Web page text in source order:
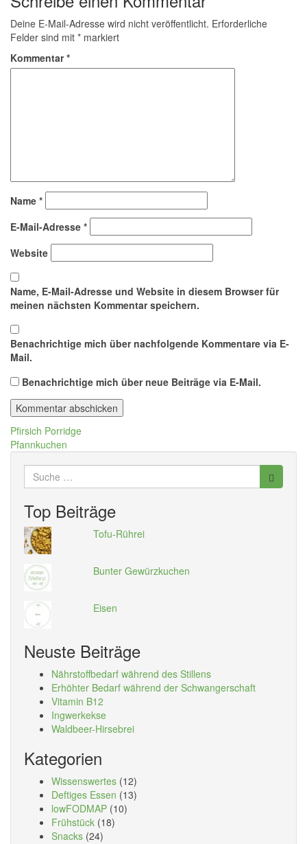
Deine E-Mail-Adresse wird nicht veröffentlicht. Erforderliche
Felder sind mit * markiert
Kommentar*
Name *
E-Mail-Adresse *
Website
Name, E-Mail-Adresse und Website in diesem Browser für
meinen nächsten Kommentar speichern.
Benachrichtige mich über nachfolgende Kommentare via E-
Mail.
Benachrichtige mich über neue Beiträge via E-Mail.
Beitragsnavigation
Pfirsich Porridge
Pfannkuchen
Suche
nach:
Top Beiträge
Tofu-Rührei
Bunter Gewürzkuchen
Eisen
Neuste Beiträge
Nährstoffbedarf während des Stillens
Erhöhter Bedarf während der Schwangerschaft
Vitamin B12
Ingwerkekse
Waldbeer-Hirsebrei
Kategorien
Wissenswertes (12)
Deftiges Essen (13)
lowFODMAP (10)
Frühstück (18)
Snacks (24)